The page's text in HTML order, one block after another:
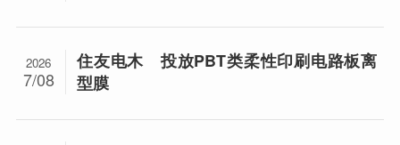
住友电木 投放PBT类柔性印刷电路板离
型膜
2026
7/08